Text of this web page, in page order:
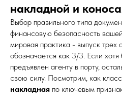
накладной и
Выбор правильного типа
финансовую безопасность
мировая практика - выпуск трех
обозначается как 3/3. Если
предъявлен агенту в порту,
свою силу. Посмотрим, как
накладная по ключевым